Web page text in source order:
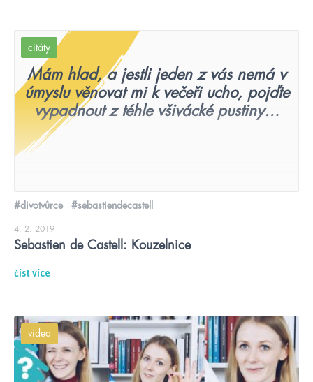
citáty
Mám hlad, a jestli jeden z vás nemá v
úmyslu věnovat mi k večeři ucho, pojďte
vypadnout z téhle všivácké pustiny…
#divotvůrce #sebastiendecastell
4. 2. 2019
Sebastien de Castell: Kouzelnice
číst více
videa